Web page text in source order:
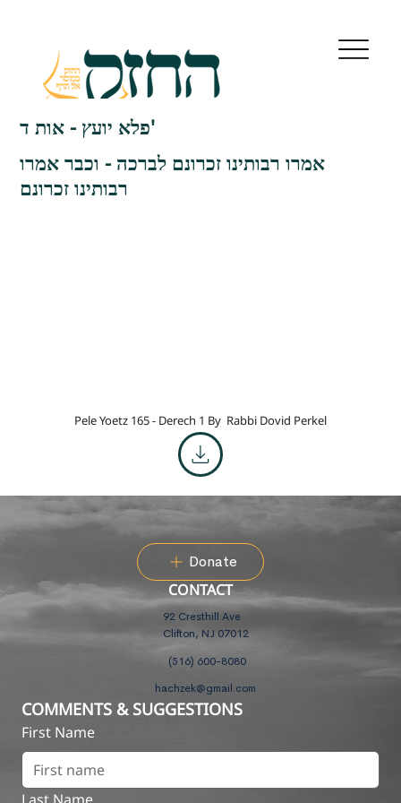
פלא יועץ - אות ד'
אמרו רבותינו זכרונם לברכה - וכבר אמרו
רבותינו זכרונם
Pele Yoetz 165 - Derech 1 By Rabbi Dovid Perkel
Donate
CONTACT
92 Cresthill Ave
Clifton, NJ 07012
(516) 600-8080
hachzek@gmail.com
COMMENTS & SUGGESTIONS
First Name